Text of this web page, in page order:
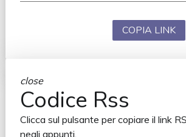
COPIA LINK
close
Codice Rss
Clicca sul pulsante per copiare il link
negli appunti.